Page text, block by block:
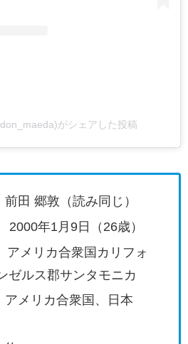
がシェアした投稿
敦（読み同じ）
年1月9日（26歳）
カ合衆国カリフォ
ゼルス郡サンタモニカ
カ合衆国、日本